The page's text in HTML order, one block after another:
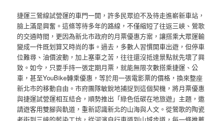
捷運三鶯線試營運的車門一開，許多民眾迫不及待走進嶄新車站，
臉上滿是興奮。這條等待多年的路線，不僅縮短了往返三峽、鶯歌
的交通時間，更因為新北市政府的月票優惠方案，讓搭乘大眾運輸
變成一件既划算又時尚的事。過去，多數人習慣開車出遊，但停車
位難尋、油價波動，加上塞車之苦，往往還沒抵達景點就先壞了興
致。如今，只要手持一張定期月票，就能無限次數搭乘捷運、公
車，甚至YouBike轉乘優惠，等於用一張電影票的價格，換來整座
新北市的移動自由。市府團隊敏銳地捕捉到這個契機，將月票優惠
與捷運試營運相互結合，順勢推出「綠色低碳在地旅遊」主題，邀
請遊客用雙腳與軌道，重新認識新北的山海與人文。從鶯歌的陶瓷
老街到三峽的藍染工坊，從河濱自行車道到山城步道，每一條推薦